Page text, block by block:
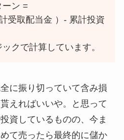
ーン =
受取配当金 ）- 累計投資
クで計算しています。
に振り切っていて含み損
えればいいや。と思って
資しているものの、今ま
て売ったら最終的に儲か